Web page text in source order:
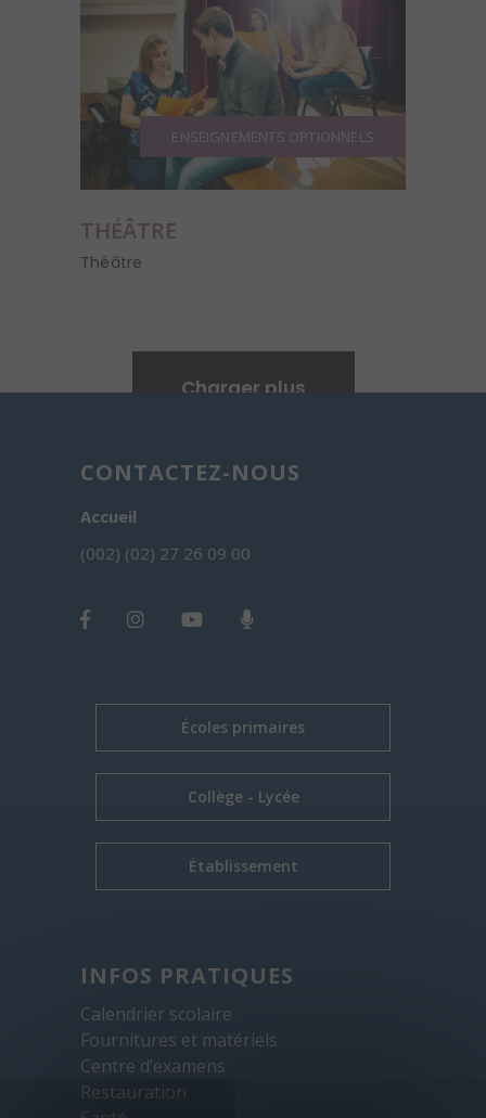
ENSEIGNEMENTS OPTIONNELS
THÉÂTRE
Théâtre
Charger plus
CONTACTEZ-NOUS
Accueil
(002) (02) 27 26 09 00
Écoles primaires
Collège - Lycée
Établissement
INFOS PRATIQUES
Calendrier scolaire
Fournitures et matériels
Centre d’examens
Restauration